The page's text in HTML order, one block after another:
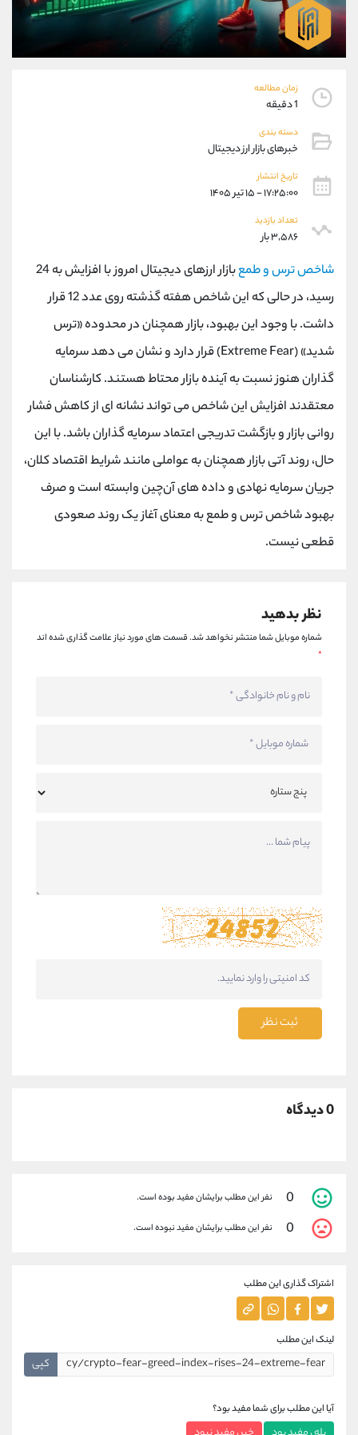
زمان مطالعه
1 دقیقه
دسته بندی
خبرهای بازار ارز دیجیتال
تاریخ انتشار
۱۷:۲۵:۰۰ - ۱۵ تیر ۱۴۰۵
تعداد بازدید
۳,۵۸۶ بار
شاخص ترس و طمع
بازار ارزهای دیجیتال امروز با افزایش به 24
رسید، در حالی که این شاخص هفته گذشته روی عدد 12 قرار
داشت. با وجود این بهبود، بازار همچنان در محدوده «ترس
شدید» (Extreme Fear) قرار دارد و نشان می دهد سرمایه
گذاران هنوز نسبت به آینده بازار محتاط هستند. کارشناسان
معتقدند افزایش این شاخص می تواند نشانه ای از کاهش فشار
روانی بازار و بازگشت تدریجی اعتماد سرمایه گذاران باشد. با این
حال، روند آتی بازار همچنان به عواملی مانند شرایط اقتصاد کلان،
جریان سرمایه نهادی و داده های آن‌چین وابسته است و صرف
بهبود شاخص ترس و طمع به معنای آغاز یک روند صعودی
قطعی نیست.
نظر بدهید
شماره موبایل شما منتشر نخواهد شد.قسمت های مورد نیاز علامت گذاری شده اند
*
ثبت نظر
0 دیدگاه
0 نفر این مطلب برایشان مفید بوده است.
0 نفر این مطلب برایشان مفید نبوده است.
اشتراک گذاری این مطلب
لینک این مطلب
کپی
آیا این مطلب برای شما مفید بود؟
09304891085
واتساپ
تلگرام @Armteam_admin_103
پشتیبان فروش
موبایل
واتساپ
تلگرام
داخلی
اطلاعات تماس
تلفن 021-22021030
بدون پیش شماره 90001030
اینستاگرام @alireza.mehrabii
@alirezamehrabi_com